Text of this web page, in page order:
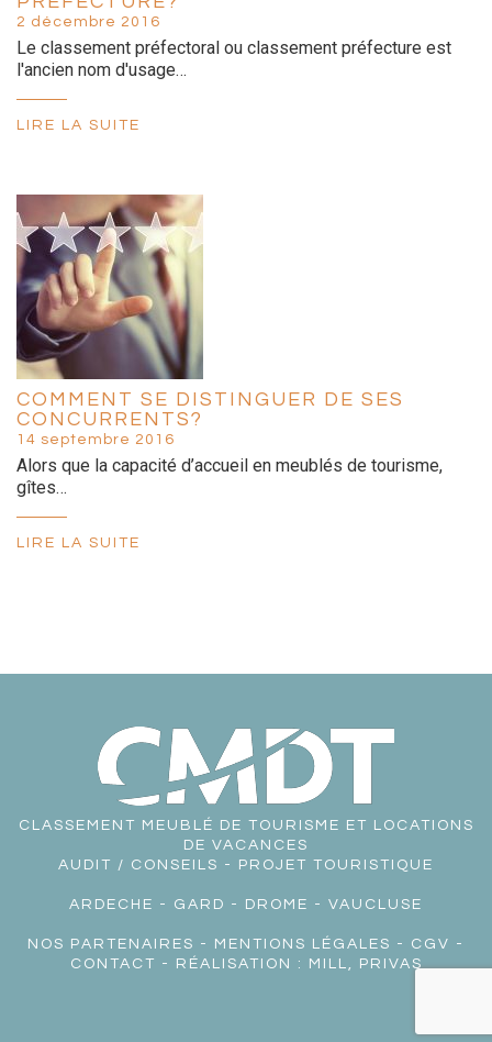
2 décembre 2016
Le classement préfectoral ou classement préfecture est
l'ancien nom d'usage…
LIRE LA SUITE
COMMENT SE DISTINGUER DE SES
CONCURRENTS?
14 septembre 2016
Alors que la capacité d’accueil en meublés de tourisme,
gîtes…
LIRE LA SUITE
CLASSEMENT MEUBLÉ DE TOURISME ET LOCATIONS
DE VACANCES
AUDIT / CONSEILS - PROJET TOURISTIQUE
ARDECHE - GARD - DROME - VAUCLUSE
NOS PARTENAIRES - MENTIONS LÉGALES - CGV -
CONTACT - RÉALISATION : MILL, PRIVAS